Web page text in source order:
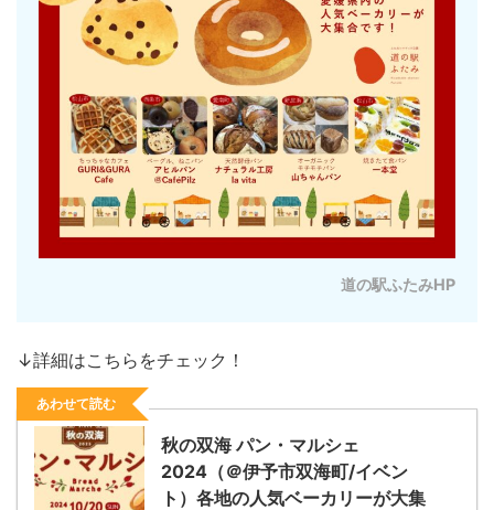
道の駅ふたみHP
↓詳細はこちらをチェック！
あわせて読む
秋の双海 パン・マルシェ
2024（＠伊予市双海町/イベン
ト）各地の人気ベーカリーが大集